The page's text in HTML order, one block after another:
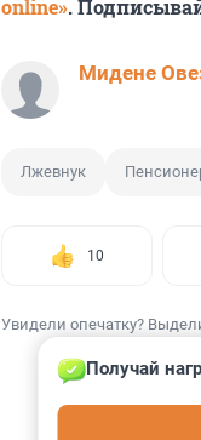
online».
Мидене
Лжевнук
10
Увидели опечатку?
Получай